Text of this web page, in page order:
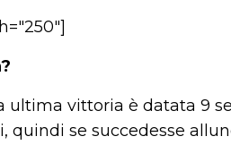
ultima vittoria è datata 9
quindi se succedesse